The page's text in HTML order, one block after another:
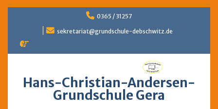
0365 / 31257
sekretariat@grundschule-debschwitz.de
Hans-Christian-Andersen-
Grundschule Gera